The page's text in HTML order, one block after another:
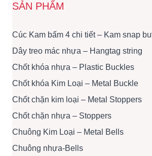
SẢN PHẨM
Cúc Kam bấm 4 chi tiết – Kam snap
Dây treo mác nhựa – Hangtag string
Chốt khóa nhựa – Plastic Buckles
Chốt khóa Kim Loại – Metal Buckle
Chốt chặn kim loại – Metal Stoppers
Chốt chặn nhựa – Stoppers
Chuông Kim Loại – Metal Bells
Chuông nhựa-Bells